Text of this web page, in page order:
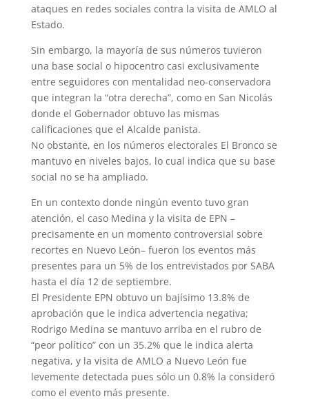
ataques en redes sociales contra la visita de AMLO al
Estado.
Sin embargo, la mayoría de sus números tuvieron
una base social o hipocentro casi exclusivamente
entre seguidores con mentalidad neo-conservadora
que integran la “otra derecha”, como en San Nicolás
donde el Gobernador obtuvo las mismas
calificaciones que el Alcalde panista.
No obstante, en los números electorales El Bronco se
mantuvo en niveles bajos, lo cual indica que su base
social no se ha ampliado.
En un contexto donde ningún evento tuvo gran
atención, el caso Medina y la visita de EPN –
precisamente en un momento controversial sobre
recortes en Nuevo León– fueron los eventos más
presentes para un 5% de los entrevistados por SABA
hasta el día 12 de septiembre.
El Presidente EPN obtuvo un bajísimo 13.8% de
aprobación que le indica advertencia negativa;
Rodrigo Medina se mantuvo arriba en el rubro de
“peor político” con un 35.2% que le indica alerta
negativa, y la visita de AMLO a Nuevo León fue
levemente detectada pues sólo un 0.8% la consideró
como el evento más presente.